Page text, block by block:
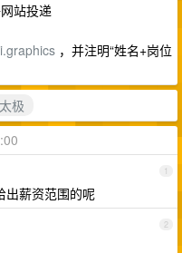
站投递
，并注明“姓名+岗位
太极
1
出薪资范围的呢
2